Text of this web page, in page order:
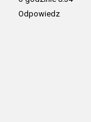
Odpowiedz